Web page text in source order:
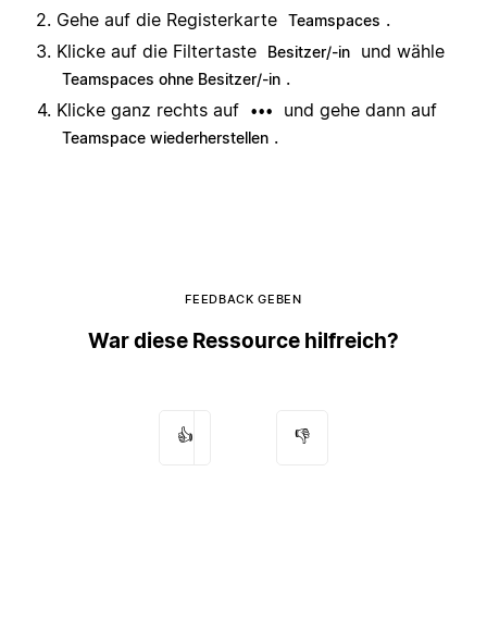
Gehe auf die Registerkarte Teamspaces .
Klicke auf die Filtertaste
Besitzer/-in und wähle
Teamspaces ohne Besitzer/-in .
Klicke ganz rechts auf
••• und gehe dann auf
Teamspace wiederherstellen .
FEEDBACK GEBEN
War diese Ressource hilfreich?
👍 👎